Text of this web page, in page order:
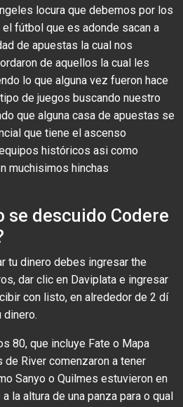
locura que debemos por los
fútbol que es adonde sacan a
de apuestas la cual nos
de aquellos la cual les
lo que alguna vez fueron hace
de juegos buscando nuestro
que alguna casa de apuestas se
que tiene el ascenso
históricos asi como
muchisimos hinchas
se descuido Codere
tu dinero debes ingresar the
dar clic en Daviplata e ingresar
con listo, en alrededor de 2 dí
dinero.
80, que incluye Fate o Mapa
River comenzaron a tener
Sanyo o Quilmes estuvieron en
la altura de una panza para o qual